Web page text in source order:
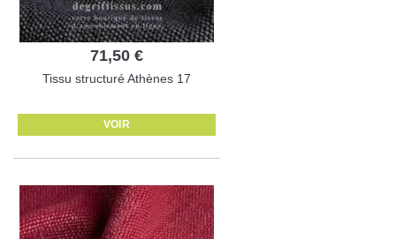
71,50 €
Tissu structuré Athènes 17
VOIR